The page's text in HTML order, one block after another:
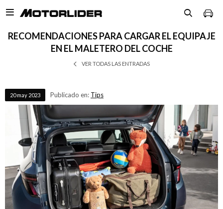

RECOMENDACIONES PARA CARGAR EL EQUIPAJE
EN EL MALETERO DEL COCHE
VER TODAS LAS ENTRADAS
20 may 2023 Publicado en: Tips